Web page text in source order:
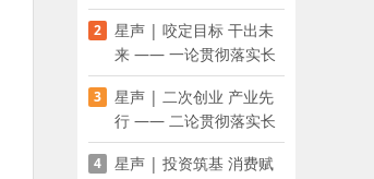
2
星声 | 咬定目标 干出未
来 —— 一论贯彻落实长
沙县第十五次党代会精神
3
星声 | 二次创业 产业先
行 —— 二论贯彻落实长
沙县第十五次党代会精神
4
星声 | 投资筑基 消费赋